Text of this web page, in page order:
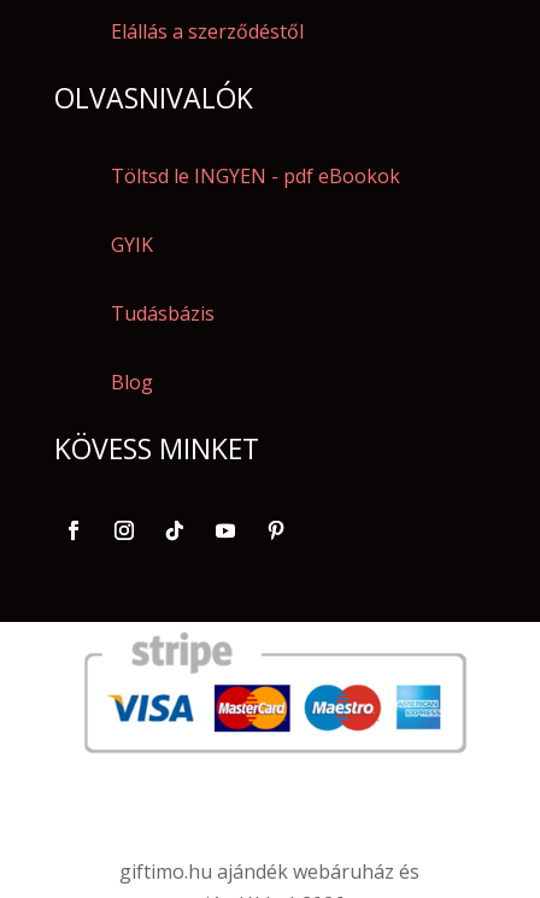
Elállás a szerződéstől
OLVASNIVALÓK
Töltsd le INGYEN - pdf eBookok
GYIK
Tudásbázis
Blog
KÖVESS MINKET
giftimo.hu ajándék webáruház és